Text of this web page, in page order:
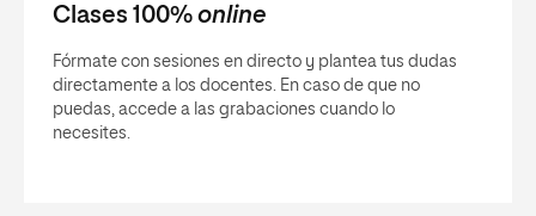
Clases 100% online
Fórmate con sesiones en directo y plantea tus dudas
directamente a los docentes. En caso de que no
puedas, accede a las grabaciones cuando lo
necesites.